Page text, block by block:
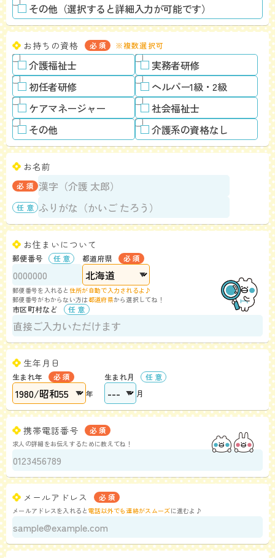
その他（選択すると詳細入力が可能です）
お持ちの資格 ※複数選択可
介護福祉士
実務者研修
初任者研修
ヘルパー1級・2級
ケアマネージャー
社会福祉士
その他
介護系の資格なし
お名前
お住まいについて
郵便番号 都道府県
市区町村など
郵便番号を入れると 住所が自動で入力されるよ♪
郵便番号がわからない方は都道府県から選択してね！
生年月日
生まれ年
年
生まれ月
月
携帯電話番号
求人の詳細をお伝えするために教えてね！
メールアドレス
メールアドレスを入れると 電話以外でも連絡がスムーズに進むよ♪